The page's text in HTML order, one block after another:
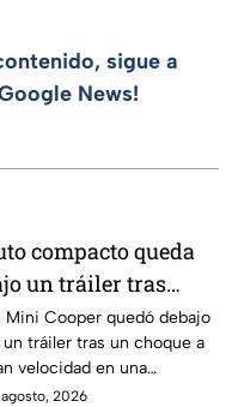
sigue a
News!
compacto queda
un tráiler tras
choque en El
y conductor sale
Mini Cooper quedó debajo
un tráiler tras un choque a
velocidad en una
interestatal de El
2026